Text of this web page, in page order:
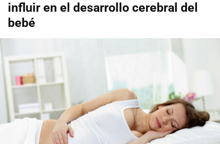
influir en el desarrollo cerebral del
bebé